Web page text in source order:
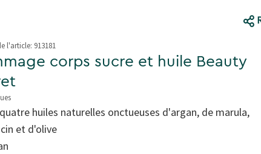
l'article: 913181
corps sucre et huile Beauty
huiles naturelles onctueuses d'argan, de marula,
et d'olive